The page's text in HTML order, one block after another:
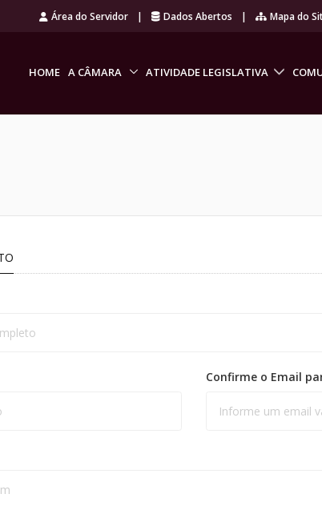
Área do Servidor | Dados Abertos | Mapa do
HOME A CÂMARA ATIVIDADE LEGISLATIVA
Confirme o Email